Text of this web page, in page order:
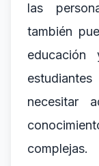
las
también
necesitar
complejas.